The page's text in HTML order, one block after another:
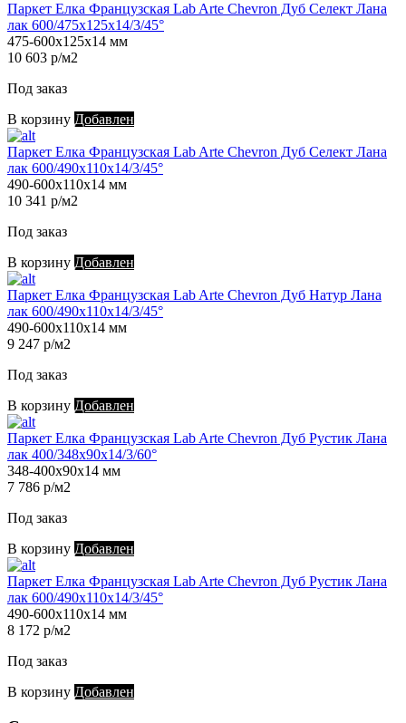
Паркет Елка Французская Lab Arte Chevron Дуб Селект Лана
лак 600/475х125х14/3/45°
475-600х125х14 мм
10 603 р/м2
Под заказ
В корзину Добавлен
Паркет Елка Французская Lab Arte Chevron Дуб Селект Лана
лак 600/490х110х14/3/45°
490-600х110х14 мм
10 341 р/м2
Под заказ
В корзину Добавлен
Паркет Елка Французская Lab Arte Chevron Дуб Натур Лана
лак 600/490х110х14/3/45°
490-600х110х14 мм
9 247 р/м2
Под заказ
В корзину Добавлен
Паркет Елка Французская Lab Arte Chevron Дуб Рустик Лана
лак 400/348х90х14/3/60°
348-400х90х14 мм
7 786 р/м2
Под заказ
В корзину Добавлен
Паркет Елка Французская Lab Arte Chevron Дуб Рустик Лана
лак 600/490х110х14/3/45°
490-600х110х14 мм
8 172 р/м2
Под заказ
В корзину Добавлен